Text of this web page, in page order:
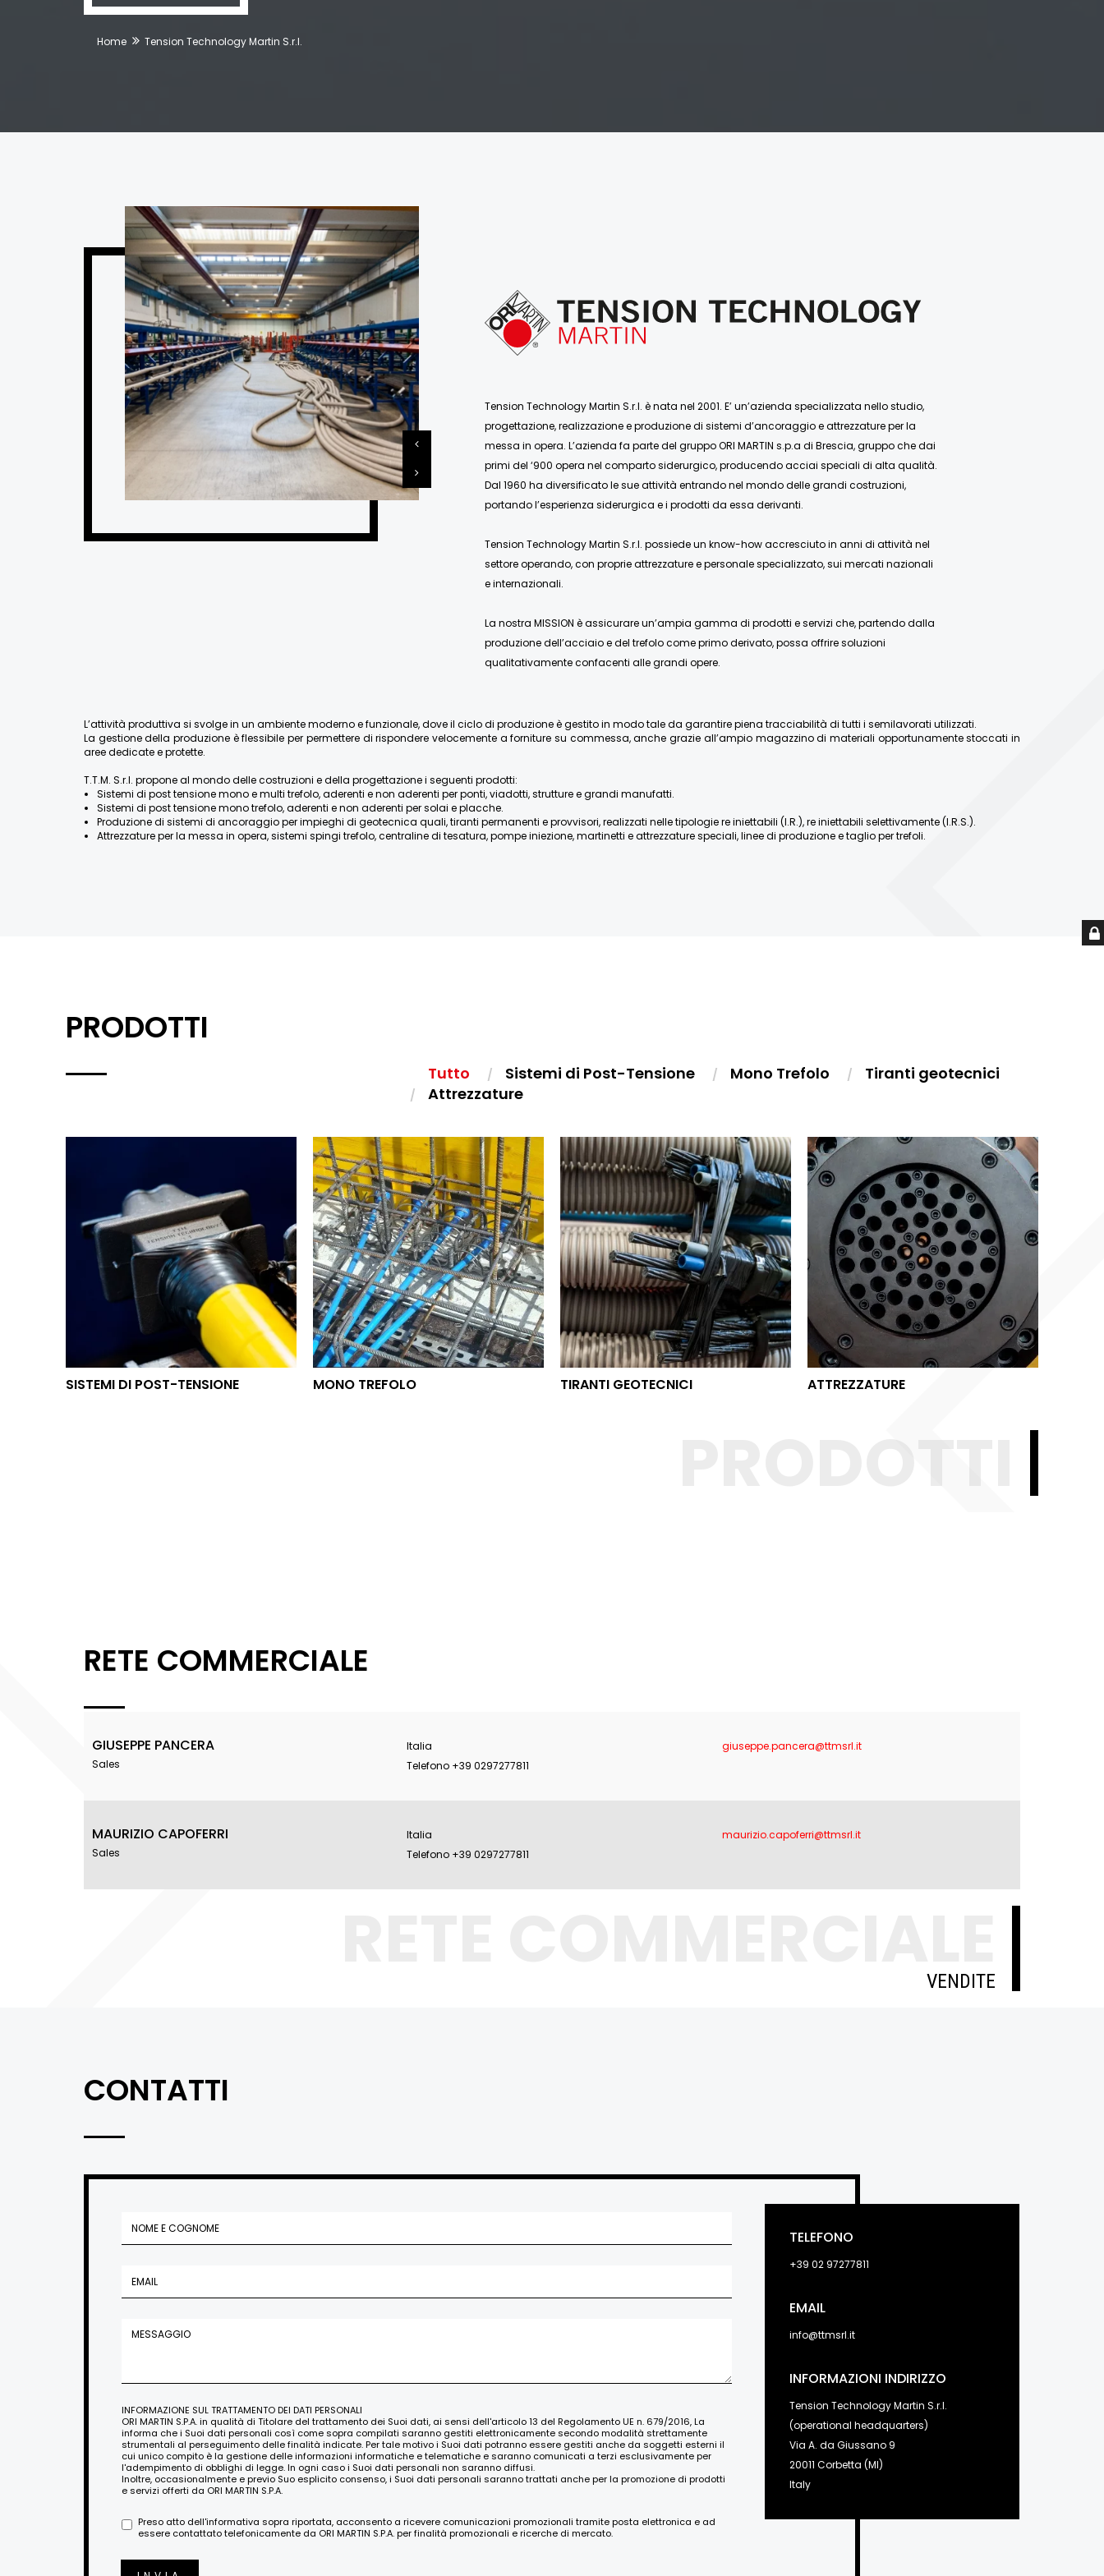
Home Tension Technology Martin S.r.l.
Tension Technology Martin S.r.l. è nata nel 2001. E’ un’azienda specializzata nello studio,
progettazione, realizzazione e produzione di sistemi d’ancoraggio e attrezzature per la
messa in opera. L’azienda fa parte del gruppo ORI MARTIN s.p.a di Brescia, gruppo che dai
primi del ‘900 opera nel comparto siderurgico, producendo acciai speciali di alta qualità.
Dal 1960 ha diversificato le sue attività entrando nel mondo delle grandi costruzioni,
portando l’esperienza siderurgica e i prodotti da essa derivanti.
Tension Technology Martin S.r.l. possiede un know-how accresciuto in anni di attività nel
settore operando, con proprie attrezzature e personale specializzato, sui mercati nazionali
e internazionali.
La nostra MISSION è assicurare un’ampia gamma di prodotti e servizi che, partendo dalla
produzione dell’acciaio e del trefolo come primo derivato, possa offrire soluzioni
qualitativamente confacenti alle grandi opere.
L’attività produttiva si svolge in un ambiente moderno e funzionale, dove il ciclo di produzione è gestito in modo tale da garantire piena tracciabilità di tutti i semilavorati utilizzati.
La gestione della produzione è flessibile per permettere di rispondere velocemente a forniture su commessa, anche grazie all’ampio magazzino di materiali opportunamente stoccati in
aree dedicate e protette.
T.T.M. S.r.l. propone al mondo delle costruzioni e della progettazione i seguenti prodotti:
Sistemi di post tensione mono e multi trefolo, aderenti e non aderenti per ponti, viadotti, strutture e grandi manufatti.
Sistemi di post tensione mono trefolo, aderenti e non aderenti per solai e placche.
Produzione di sistemi di ancoraggio per impieghi di geotecnica quali, tiranti permanenti e provvisori, realizzati nelle tipologie re iniettabili (I.R.), re iniettabili selettivamente (I.R.S.).
Attrezzature per la messa in opera, sistemi spingi trefolo, centraline di tesatura, pompe iniezione, martinetti e attrezzature speciali, linee di produzione e taglio per trefoli.
PRODOTTI
Tutto Sistemi di Post-Tensione Mono Trefolo
Tiranti geotecnici
Attrezzature
SISTEMI DI POST-TENSIONE
MONO TREFOLO
MONO TREFOLO
TIRANTI GEOTECNICI
TIRANTI GEOTECNICI
ATTREZZATURE
ATTREZZATURE
RETE COMMERCIALE
GIUSEPPE PANCERA
Sales
Italia
Telefono +39 0297277811
giuseppe.pancera@ttmsrl.it
MAURIZIO CAPOFERRI
Sales
Italia
Telefono +39 0297277811
maurizio.capoferri@ttmsrl.it
VENDITE
CONTATTI
INFORMAZIONE SUL TRATTAMENTO DEI DATI PERSONALI
ORI MARTIN S.P.A. in qualità di Titolare del trattamento dei Suoi dati, ai sensi dell'articolo 13 del Regolamento UE n. 679/2016, La
informa che i Suoi dati personali così come sopra compilati saranno gestiti elettronicamente secondo modalità strettamente
strumentali al perseguimento delle finalità indicate. Per tale motivo i Suoi dati potranno essere gestiti anche da soggetti esterni il
cui unico compito è la gestione delle informazioni informatiche e telematiche e saranno comunicati a terzi esclusivamente per
l'adempimento di obblighi di legge. In ogni caso i Suoi dati personali non saranno diffusi.
Inoltre, occasionalmente e previo Suo esplicito consenso, i Suoi dati personali saranno trattati anche per la promozione di prodotti
e servizi offerti da ORI MARTIN S.P.A.
Preso atto dell'informativa sopra riportata, acconsento a ricevere comunicazioni promozionali tramite posta elettronica e ad
essere contattato telefonicamente da ORI MARTIN S.P.A. per finalità promozionali e ricerche di mercato.
TELEFONO
+39 02 97277811
EMAIL
info@ttmsrl.it
INFORMAZIONI INDIRIZZO
Tension Technology Martin S.r.l.
(operational headquarters)
Via A. da Giussano 9
20011 Corbetta (MI)
Italy